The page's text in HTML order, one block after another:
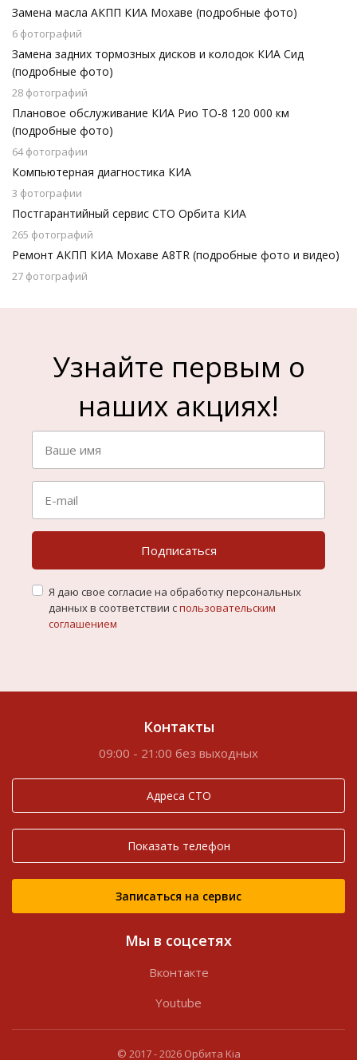
Замена масла АКПП КИА Мохаве (подробные фото)
6 фотографий
Замена задних тормозных дисков и колодок КИА Сид
(подробные фото)
28 фотографий
Плановое обслуживание КИА Рио ТО-8 120 000 км
(подробные фото)
64 фотографии
Компьютерная диагностика КИА
3 фотографии
Постгарантийный сервис СТО Орбита КИА
265 фотографий
Ремонт АКПП КИА Мохаве A8TR (подробные фото и видео)
27 фотографий
Узнайте первым о
наших акциях!
Подписаться
Я даю свое согласие на обработку персональных
данных в соответствии спользовательским
соглашением
Контакты
09:00 - 21:00 без выходных
Адреса СТО
Показать телефон
Записаться на сервис
Мы в соцсетях
Вконтакте
Youtube
© 2017 -2026 Орбита Kia